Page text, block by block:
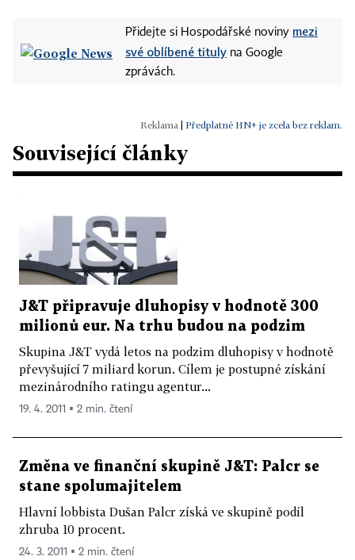
Přidejte si Hospodářské noviny mezi
své oblíbené tituly na Google
zprávách.
Předplatné HN+ je zcela bez reklam.
Související články
J&T připravuje dluhopisy v hodnotě 300
milionů eur. Na trhu budou na podzim
Skupina J&T vydá letos na podzim dluhopisy v hodnotě
převyšující 7 miliard korun. Cílem je postupné získání
mezinárodního ratingu agentur...
19. 4. 2011 ▪ 2 min. čtení
Změna ve finanční skupině J&T: Palcr se
stane spolumajitelem
Hlavní lobbista Dušan Palcr získá ve skupině podíl
zhruba 10 procent.
24. 3. 2011 ▪ 2 min. čtení